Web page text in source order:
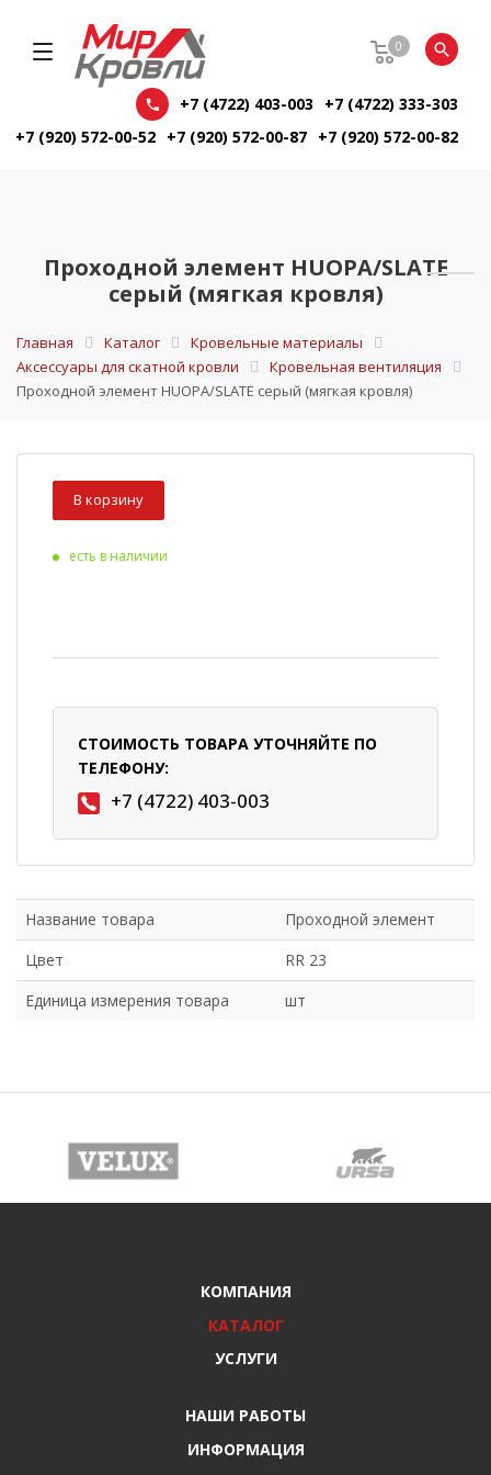
0
+7 (4722) 403-003
+7 (4722) 333-303
+7 (920) 572-00-52 +7 (920) 572-00-87 +7 (920) 572-00-82
Проходной элемент HUOPA/SLATE
серый (мягкая кровля)
Главная Каталог
Кровельные материалы
Аксессуары для скатной кровли
Кровельная вентиляция
Проходной элемент HUOPA/SLATE серый (мягкая кровля)
В корзину
есть в наличии
СТОИМОСТЬ ТОВАРА УТОЧНЯЙТЕ ПО
ТЕЛЕФОНУ:
+7 (4722) 403-003
Название товара
Проходной элемент
Цвет
RR 23
Единица измерения товара
шт
КОМПАНИЯ
КАТАЛОГ
УСЛУГИ
НАШИ РАБОТЫ
ИНФОРМАЦИЯ